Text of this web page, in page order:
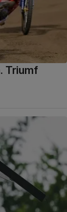
Triumf